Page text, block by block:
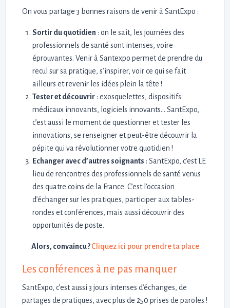
On vous partage 3 bonnes raisons de venir à SantExpo :
Sortir du quotidien : on le sait, les journées des
professionnels de santé sont intenses, voire
éprouvantes. Venir à Santexpo permet de prendre du
recul sur sa pratique, s’inspirer, voir ce qui se fait
ailleurs et revenir les idées plein la tête !
Tester et découvrir : exosquelettes, dispositifs
médicaux innovants, logiciels innovants… SantExpo,
c’est aussi le moment de questionner et tester les
innovations, se renseigner et peut-être découvrir la
pépite qui va révolutionner votre quotidien !
Echanger avec d’autres soignants : SantExpo, c’est LE
lieu de rencontres des professionnels de santé venus
des quatre coins de la France. C’est l’occasion
d’échanger sur les pratiques, participer aux tables-
rondes et conférences, mais aussi découvrir des
opportunités de poste.
Alors, convaincu ?Cliquez ici pour prendre ta place
Les conférences à ne pas manquer
SantExpo, c’est aussi 3 jours intenses d’échanges, de
partages de pratiques, avec plus de 250 prises de paroles !